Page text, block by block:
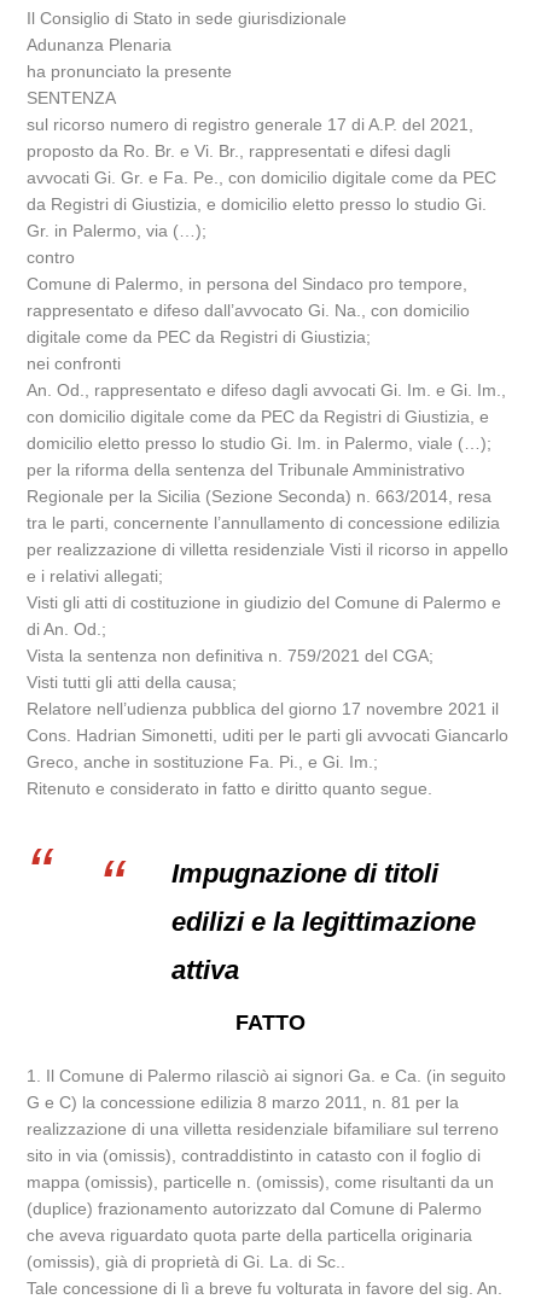
Il Consiglio di Stato in sede giurisdizionale
Adunanza Plenaria
ha pronunciato la presente
SENTENZA
sul ricorso numero di registro generale 17 di A.P. del 2021,
proposto da Ro. Br. e Vi. Br., rappresentati e difesi dagli
avvocati Gi. Gr. e Fa. Pe., con domicilio digitale come da PEC
da Registri di Giustizia, e domicilio eletto presso lo studio Gi.
Gr. in Palermo, via (…);
contro
Comune di Palermo, in persona del Sindaco pro tempore,
rappresentato e difeso dall’avvocato Gi. Na., con domicilio
digitale come da PEC da Registri di Giustizia;
nei confronti
An. Od., rappresentato e difeso dagli avvocati Gi. Im. e Gi. Im.,
con domicilio digitale come da PEC da Registri di Giustizia, e
domicilio eletto presso lo studio Gi. Im. in Palermo, viale (…);
per la riforma della sentenza del Tribunale Amministrativo
Regionale per la Sicilia (Sezione Seconda) n. 663/2014, resa
tra le parti, concernente l’annullamento di concessione edilizia
per realizzazione di villetta residenziale Visti il ricorso in appello
e i relativi allegati;
Visti gli atti di costituzione in giudizio del Comune di Palermo e
di An. Od.;
Vista la sentenza non definitiva n. 759/2021 del CGA;
Visti tutti gli atti della causa;
Relatore nell’udienza pubblica del giorno 17 novembre 2021 il
Cons. Hadrian Simonetti, uditi per le parti gli avvocati Giancarlo
Greco, anche in sostituzione Fa. Pi., e Gi. Im.;
Ritenuto e considerato in fatto e diritto quanto segue.
Impugnazione di titoli
edilizi e la legittimazione
attiva
FATTO
1. Il Comune di Palermo rilasciò ai signori Ga. e Ca. (in seguito
G e C) la concessione edilizia 8 marzo 2011, n. 81 per la
realizzazione di una villetta residenziale bifamiliare sul terreno
sito in via (omissis), contraddistinto in catasto con il foglio di
mappa (omissis), particelle n. (omissis), come risultanti da un
(duplice) frazionamento autorizzato dal Comune di Palermo
che aveva riguardato quota parte della particella originaria
(omissis), già di proprietà di Gi. La. di Sc..
Tale concessione di lì a breve fu volturata in favore del sig. An.